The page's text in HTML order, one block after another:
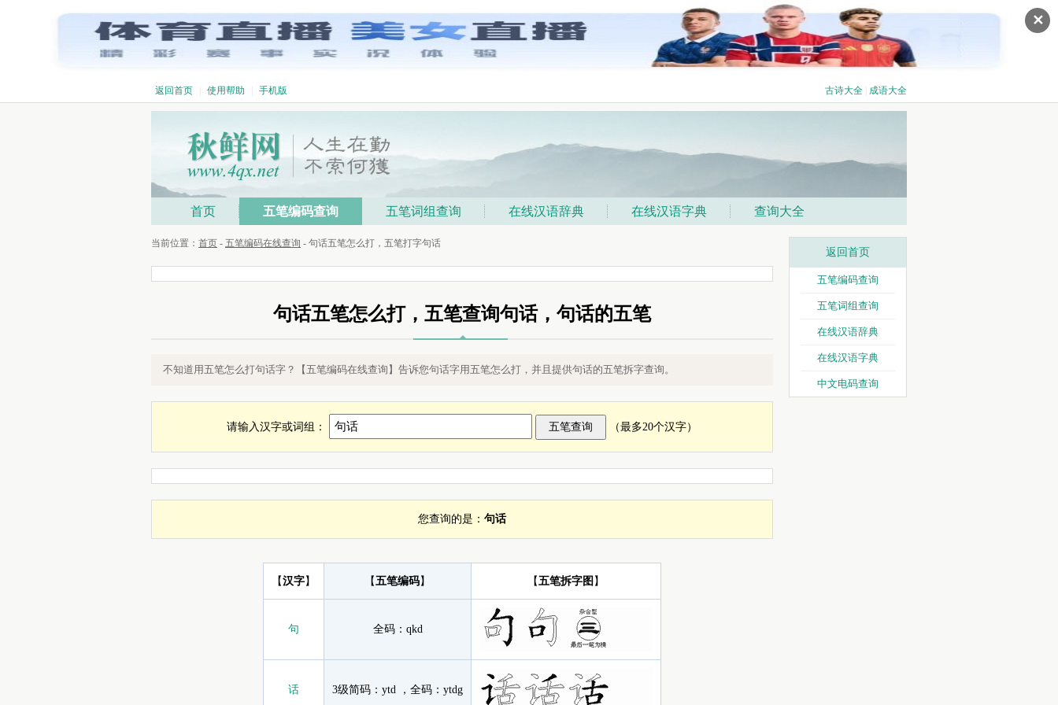
✕
返回首页 使用帮助 手机版 古诗大全 成语大全
首页 五笔编码查询 五笔词组查询 在线汉语辞典 在线汉语字典 查询大全
当前位置： 首页 - 五笔编码在线查询 - 句话五笔怎么打，五笔打字句话
句话五笔怎么打，五笔查询句话，句话的五笔
不知道用五笔怎么打句话字？【五笔编码在线查询】告诉您句话字用五笔怎么打，并且提供句话的五笔拆字查询。
请输入汉字或词组： （最多20个汉字）
您查询的是： 句话
【汉字】 【五笔编码】 【五笔拆字图 】
句 全码： qkd
话 3级简码： ytd ，全码： ytdg
返回首页
五笔编码查询
五笔词组查询
在线汉语辞典
在线汉语字典
中文电码查询